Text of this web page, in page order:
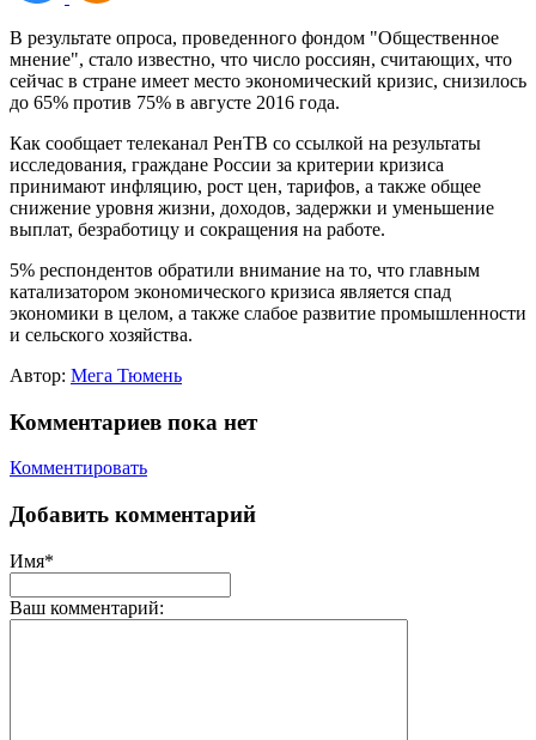
В результате опроса, проведенного фондом "Общественное
мнение", стало известно, что число россиян, считающих, что
сейчас в стране имеет место экономический кризис, снизилось
до 65% против 75% в августе 2016 года.
Как сообщает телеканал РенТВ со ссылкой на результаты
исследования, граждане России за критерии кризиса
принимают инфляцию, рост цен, тарифов, а также общее
снижение уровня жизни, доходов, задержки и уменьшение
выплат, безработицу и сокращения на работе.
5% респондентов обратили внимание на то, что главным
катализатором экономического кризиса является спад
экономики в целом, а также слабое развитие промышленности
и сельского хозяйства.
Автор: Мега Тюмень
Комментариев пока нет
Комментировать
Добавить комментарий
Имя*
Ваш комментарий: